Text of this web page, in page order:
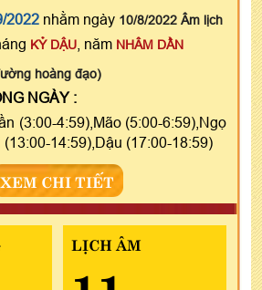
2022 nhằm ngày 10/8/2022 Âm lịch
KỶ DẬU , năm NHÂM DẦN
hoàng đạo)
NGÀY :
(3:00-4:59),Mão (5:00-6:59),Ngọ
(13:00-14:59),Dậu (17:00-18:59)
XEM CHI TIẾT
LỊCH ÂM